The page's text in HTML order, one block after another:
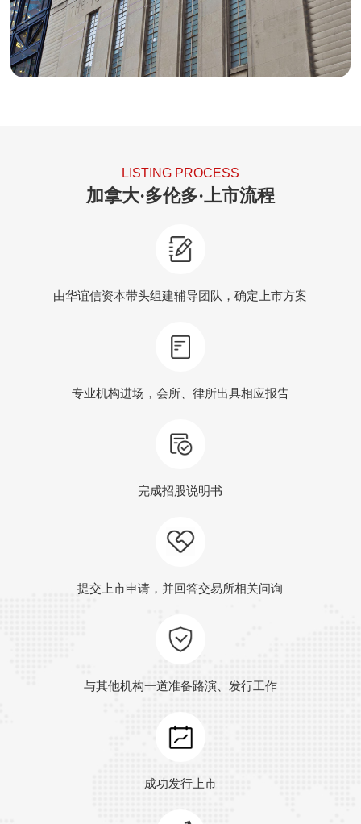
必须有上市保荐人。
LISTING PROCESS
加拿大·多伦多·上市流程
由华谊信资本带头组建辅导团队，确定上市方案
专业机构进场，会所、律所出具相应报告
完成招股说明书
提交上市申请，并回答交易所相关问询
与其他机构一道准备路演、发行工作
成功发行上市